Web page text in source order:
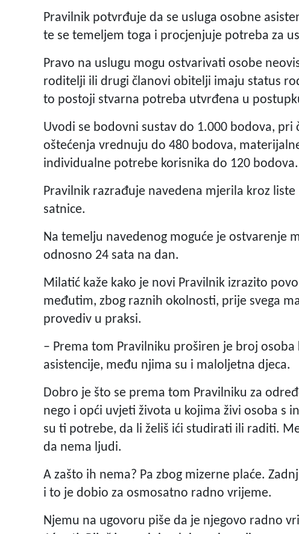
Pravilnik potvrđuje da se usluga osobne
te se temeljem toga i procjenjuje potreba za
Pravo na uslugu mogu ostvarivati osobe
roditelji ili drugi članovi obitelji imaju status
to postoji stvarna potreba utvrđena u
Uvodi se bodovni sustav do 1.000 bodova,
oštećenja vrednuju do 480 bodova,
individualne potrebe korisnika do 120 bodova.
Pravilnik razrađuje navedena mjerila kroz
satnice.
Na temelju navedenog moguće je ostvarenje
odnosno 24 sata na dan.
Milatić kaže kako je novi Pravilnik izrazito
međutim, zbog raznih okolnosti, prije svega
provediv u praksi.
– Prema tom Pravilniku proširen je broj
asistencije, među njima su i maloljetna djeca.
Dobro je što se prema tom Pravilniku za
nego i opći uvjeti života u kojima živi osoba s
su ti potrebe, da li želiš ići studirati ili raditi.
da nema ljudi.
A zašto ih nema? Pa zbog mizerne plaće.
i to je dobio za osmosatno radno vrijeme.
Njemu na ugovoru piše da je njegovo radno